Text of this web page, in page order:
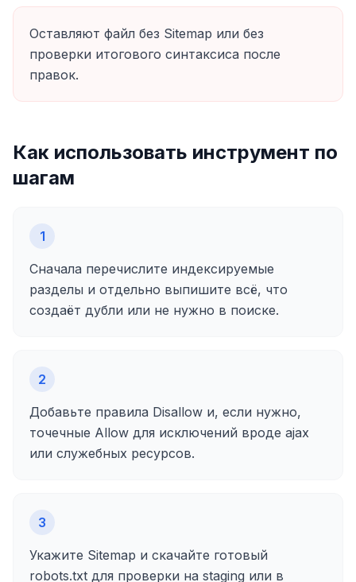
Оставляют файл без Sitemap или без
проверки итогового синтаксиса после
правок.
Как использовать инструмент по
шагам
1
Сначала перечислите индексируемые
разделы и отдельно выпишите всё, что
создаёт дубли или не нужно в поиске.
2
Добавьте правила Disallow и, если нужно,
точечные Allow для исключений вроде ajax
или служебных ресурсов.
3
Укажите Sitemap и скачайте готовый
robots.txt для проверки на staging или в